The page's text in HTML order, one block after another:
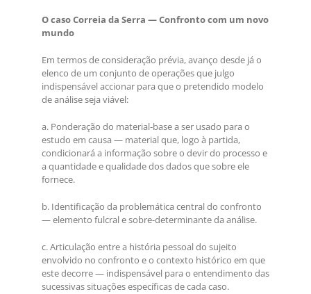
O caso Correia da Serra — Confronto com um novo
mundo
Em termos de consideração prévia, avanço desde já o
elenco de um conjunto de operações que julgo
indispensável accionar para que o pretendido modelo
de análise seja viável:
a. Ponderação do material-base a ser usado para o
estudo em causa — material que, logo à partida,
condicionará a informação sobre o devir do processo e
a quantidade e qualidade dos dados que sobre ele
fornece.
b. Identificação da problemática central do confronto
— elemento fulcral e sobre-determinante da análise.
c. Articulação entre a história pessoal do sujeito
envolvido no confronto e o contexto histórico em que
este decorre — indispensável para o entendimento das
sucessivas situações específicas de cada caso.